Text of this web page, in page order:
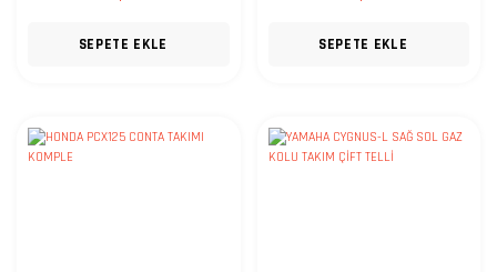
SEPETE EKLE SEPETE EKLE